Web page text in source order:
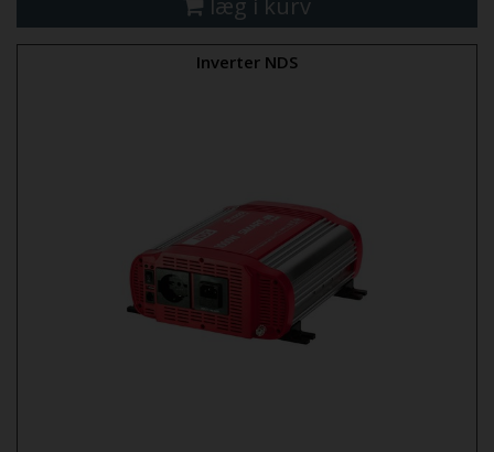
læg i kurv
Inverter NDS